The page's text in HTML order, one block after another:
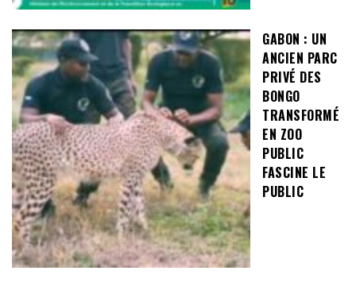
GABON : UN
ANCIEN PARC
PRIVÉ DES
BONGO
TRANSFORMÉ
EN ZOO
PUBLIC
FASCINE LE
PUBLIC